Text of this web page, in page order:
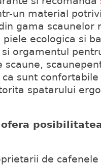
un material
gama scaunelor
ecologica si
orgamentul
scaune,
sunt
spatarului
ofera
de